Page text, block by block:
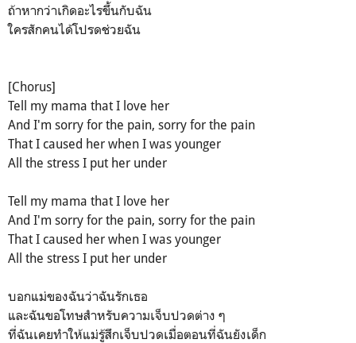
ถ้าหากว่าเกิดอะไรขึ้นกับฉัน
ใครสักคนได้โปรดช่วยฉัน
[Chorus]
Tell my mama that I love her
And I'm sorry for the pain, sorry for the pain
That I caused her when I was younger
All the stress I put her under
Tell my mama that I love her
And I'm sorry for the pain, sorry for the pain
That I caused her when I was younger
All the stress I put her under
บอกแม่ของฉันว่าฉันรักเธอ
และฉันขอโทษสำหรับความเจ็บปวดต่าง ๆ
ที่ฉันเคยทำให้แม่รู้สึกเจ็บปวดเมื่อตอนที่ฉันยังเด็ก